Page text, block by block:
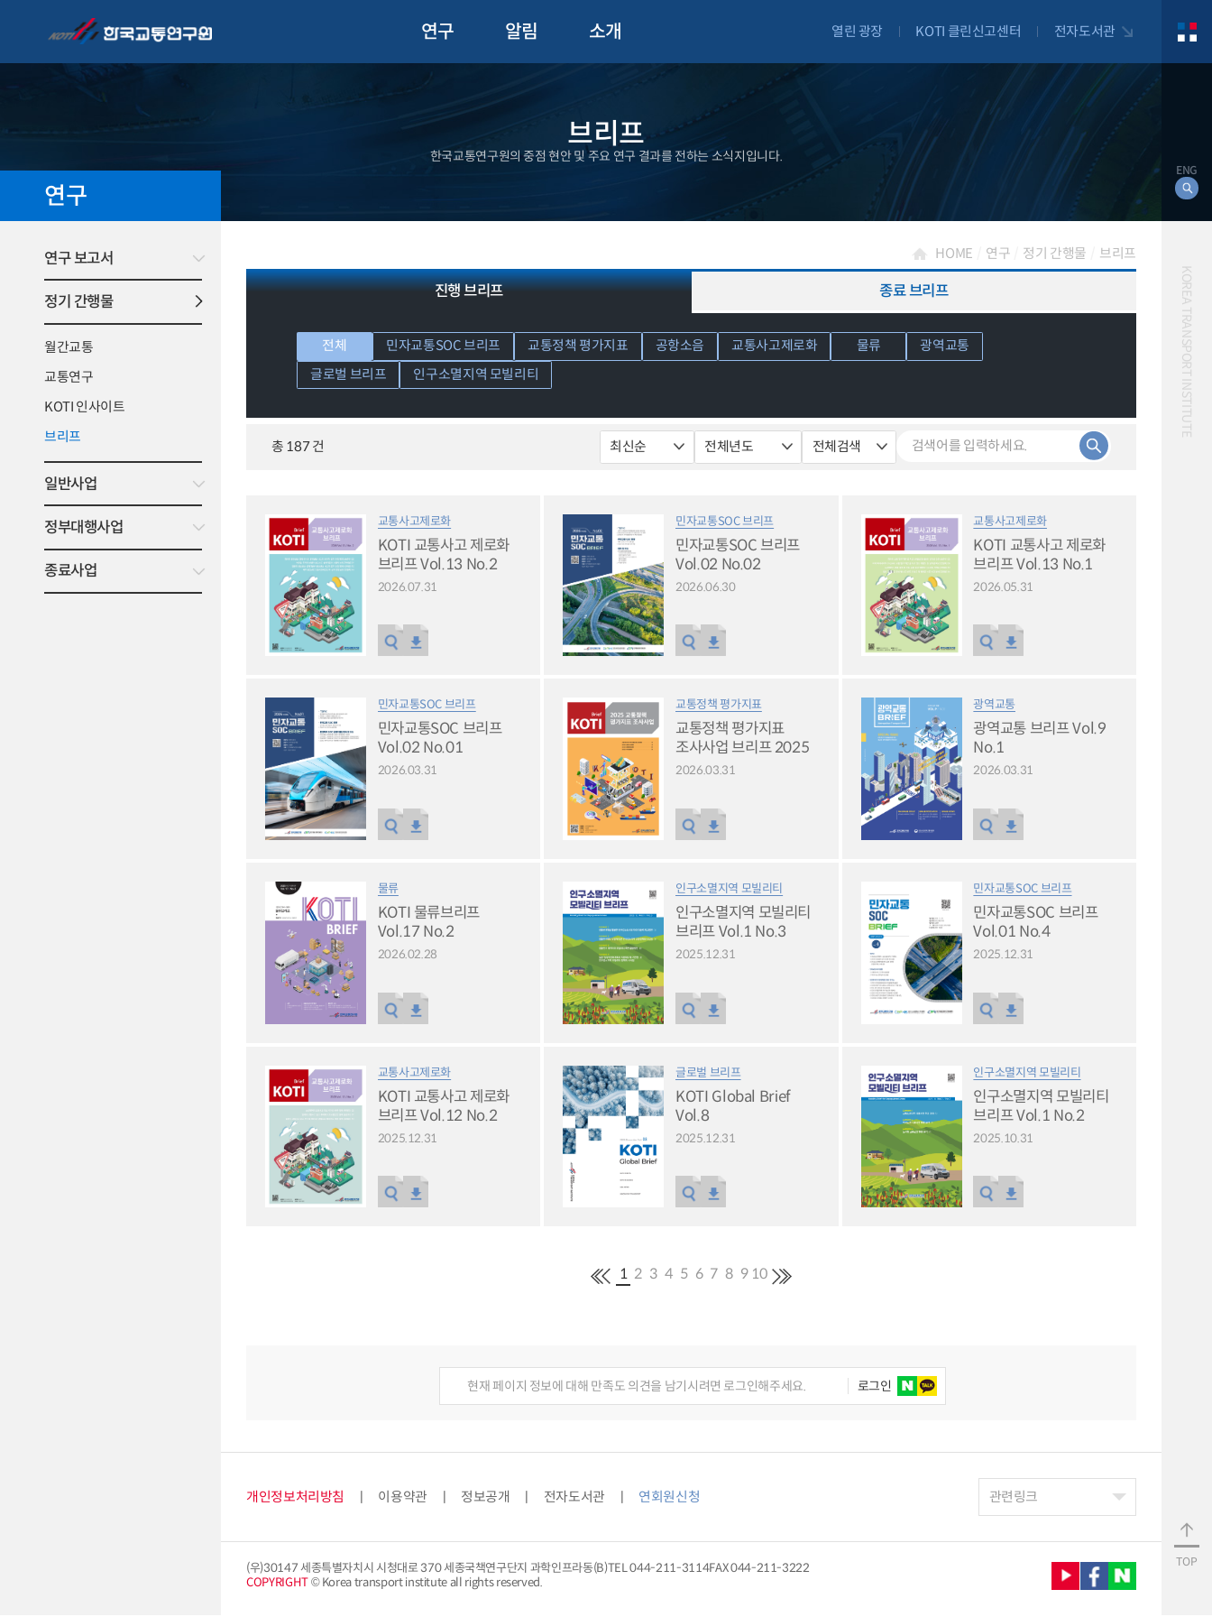
연구 알림 소개 열린 광장 KOTI 클린신고센터 전자도서관
브리프
한국교통연구원의 중점 현안 및 주요 연구 결과를 전하는 소식지입니다.
연구
연구 보고서
정기 간행물
월간교통
교통연구
KOTI 인사이트
브리프
일반사업
정부대행사업
종료사업
HOME 연구 정기 간행물 브리프
진행 브리프 종료 브리프
전체 민자교통SOC 브리프 교통정책 평가지표 공항소음 교통사고제로화 물류
광역교통
글로벌 브리프
인구소멸지역 모빌리티
총 187 건
교통사고제로화
KOTI 교통사고 제로화
브리프 Vol.13 No.2
2026.07.31
민자교통SOC 브리프
민자교통SOC 브리프
Vol.02 No.02
2026.06.30
교통사고제로화
KOTI 교통사고 제로화
브리프 Vol.13 No.1
2026.05.31
민자교통SOC 브리프
민자교통SOC 브리프
Vol.02 No.01
2026.03.31
교통정책 평가지표
교통정책 평가지표
조사사업 브리프 2025
2026.03.31
광역교통
광역교통 브리프 Vol.9
No.1
2026.03.31
물류
KOTI 물류브리프
Vol.17 No.2
2026.02.28
인구소멸지역 모빌리티
인구소멸지역 모빌리티
브리프 Vol.1 No.3
2025.12.31
민자교통SOC 브리프
민자교통SOC 브리프
Vol.01 No.4
2025.12.31
교통사고제로화
KOTI 교통사고 제로화
브리프 Vol.12 No.2
2025.12.31
글로벌 브리프
KOTI Global Brief
Vol.8
2025.12.31
인구소멸지역 모빌리티
인구소멸지역 모빌리티
브리프 Vol.1 No.2
2025.10.31
1 2 3 4 5 6 7 8 9 10
현재 페이지 정보에 대해 만족도 의견을 남기시려면 로그인해주세요. 로그인
개인정보처리방침 이용약관 정보공개 전자도서관 연회원신청 관련링크
(우)30147 세종특별자치시 시청대로 370 세종국책연구단지 과학인프라동(B)TEL044-211-3114FAX 044-211-3222
COPYRIGHT© Korea transport institute all rights reserved.
ENG
KOREA TRANSPORT INSTITUTE
TOP
교통혼잡비용
일반사업보고서
여객통행량
통행발생모형
수단분담모형
여객OD현행화
권역별통행지표
사회경제지표
교통수요예측
2024.12.31
기획도서
2025.09.30